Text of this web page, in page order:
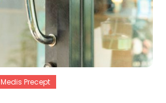
Medis Precept